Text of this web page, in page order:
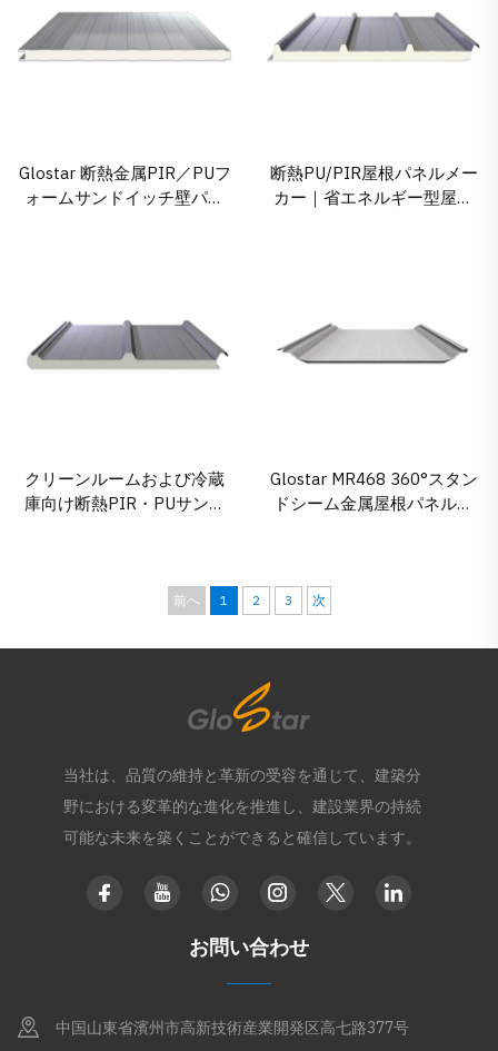
Glostar 断熱金属PIR／PUフ
ォームサンドイッチ壁パネ
断熱PU/PIR屋根パネルメー
カー｜省エネルギー型屋根
クリーンルームおよび冷蔵
庫向け断熱PIR・PUサンド
Glostar MR468 360°スタン
ドシーム金属屋根パネルシ
前へ 1 2 3 次
当社は、品質の維持と革新の受容を通じて、建築分
野における変革的な進化を推進し、建設業界の持続
可能な未来を築くことができると確信しています。
お問い合わせ
中国山東省濱州市高新技術産業開発区高七路377号